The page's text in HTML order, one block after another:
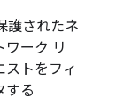
護されたネ
ワーク リ
ストをフィ
する